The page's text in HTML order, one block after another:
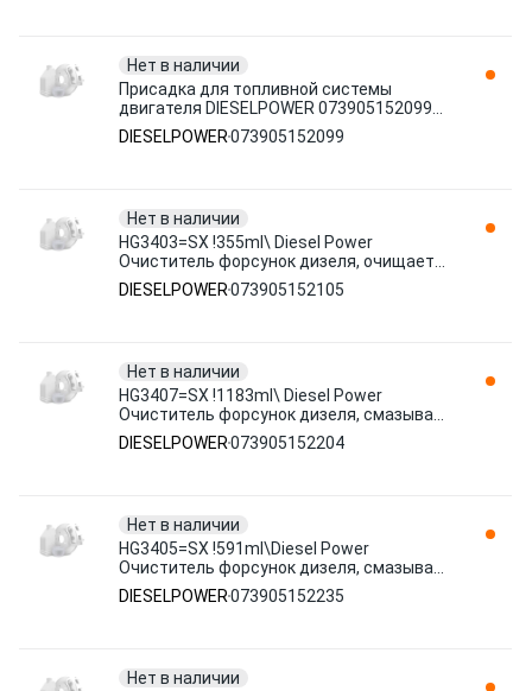
Нет в наличии
Присадка для топливной системы
двигателя DIESELPOWER 073905152099
дизельное 0.355 л
DIESELPOWER073905152099
Нет в наличии
HG3403=SX !355ml\ Diesel Power
Очиститель форсунок дизеля, очищает
всю систему,на 8 000 км 073905152105
DIESELPOWER073905152105
Нет в наличии
HG3407=SX !1183ml\ Diesel Power
Очиститель форсунок дизеля, смазывает
систему, на 1130л 073905152204
DIESELPOWER073905152204
Нет в наличии
HG3405=SX !591ml\Diesel Power
Очиститель форсунок дизеля, смазывает
всю систему,на 567л 073905152235
DIESELPOWER073905152235
Нет в наличии